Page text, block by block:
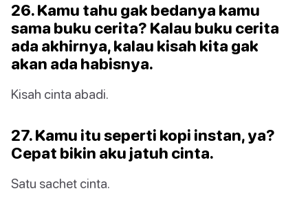
26. Kamu tahu gak bedanya kamu
sama buku cerita? Kalau buku cerita
ada akhirnya, kalau kisah kita gak
akan ada habisnya.
Kisah cinta abadi.
27. Kamu itu seperti kopi instan, ya?
Cepat bikin aku jatuh cinta.
Satu sachet cinta.